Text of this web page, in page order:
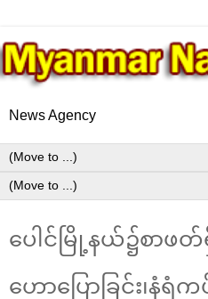
News Agency
ပေါင်မြို့နယ်၌စာဖတ်
ဟောပြောခြင်း၊နံရံ